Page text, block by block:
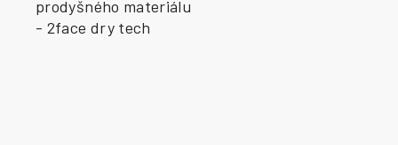
prodyšného materiálu
- 2face dry tech